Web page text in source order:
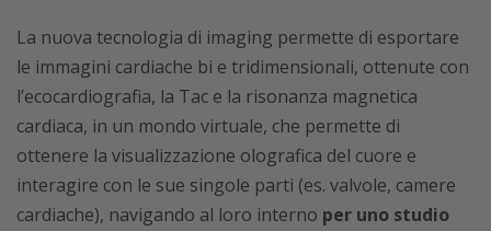
La nuova tecnologia di imaging permette di esportare
le immagini cardiache bi e tridimensionali, ottenute con
l’ecocardiografia, la Tac e la risonanza magnetica
cardiaca, in un mondo virtuale, che permette di
ottenere la visualizzazione olografica del cuore e
interagire con le sue singole parti (es. valvole, camere
cardiache), navigando al loro interno per uno studio